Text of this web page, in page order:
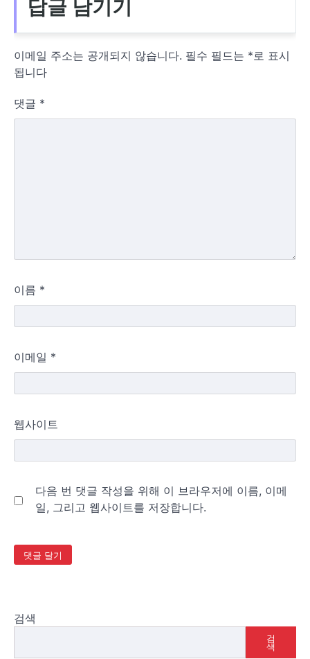
답글 남기기
이메일 주소는 공개되지 않습니다. 필수 필드는 * 로 표시
됩니다
댓글 *
이름 *
이메일 *
웹사이트
다음 번 댓글 작성을 위해 이 브라우저에 이름, 이메
일, 그리고 웹사이트를 저장합니다.
검색
검
색